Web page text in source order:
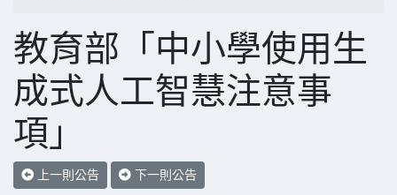
教育部「中小學使用生
成式人工智慧注意事
項」
上一則公告 下一則公告